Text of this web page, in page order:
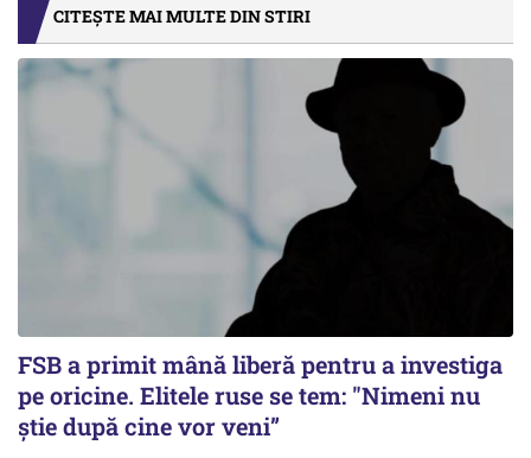
CITEȘTE MAI MULTE DIN STIRI
FSB a primit mână liberă pentru a investiga
pe oricine. Elitele ruse se tem: "Nimeni nu
știe după cine vor veni”